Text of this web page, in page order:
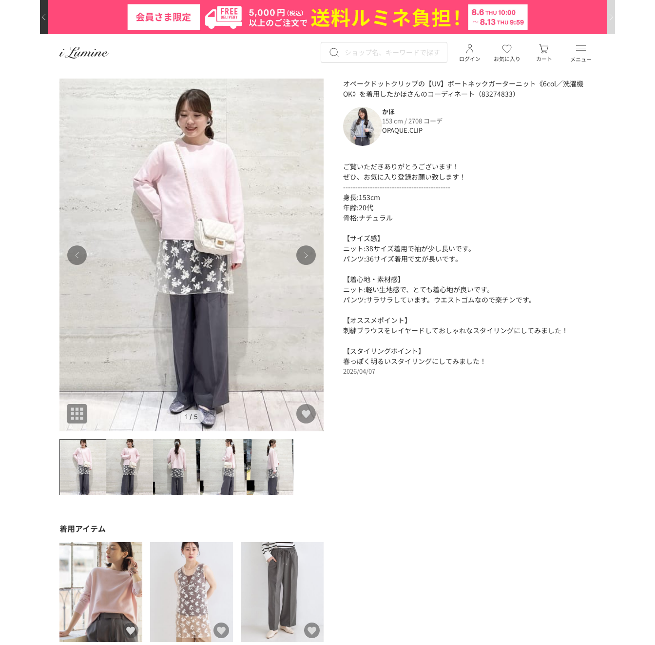
メニュー
お気に入り
ログイン カート
1 / 5
オペークドットクリップの【UV】ボートネックガーターニット《6col／洗濯機
OK》を着用したかほさんのコーディネート（83274833）
かほ
153 cm / 2708 コーデ
OPAQUE.CLIP
ご覧いただきありがとうございます！
ぜひ、お気に入り登録お願い致します！
--------------------------------------------
身長:153cm
年齢:20代
骨格:ナチュラル
【サイズ感】
ニット:38サイズ着用で袖が少し長いです。
パンツ:36サイズ着用で丈が長いです。
【着心地・素材感】
ニット:軽い生地感で、とても着心地が良いです。
パンツ:サラサラしています。ウエストゴムなので楽チンです。
【オススメポイント】
刺繍ブラウスをレイヤードしておしゃれなスタイリングにしてみました！
【スタイリングポイント】
春っぽく明るいスタイリングにしてみました！
2026/04/07
着用アイテム